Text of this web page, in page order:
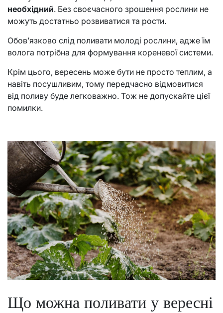
необхідний. Без своєчасного зрошення рослини не
можуть достатньо розвиватися та рости.
Обов’язково слід поливати молоді рослини, адже їм
волога потрібна для формування кореневої системи.
Крім цього, вересень може бути не просто теплим, а
навіть посушливим, тому передчасно відмовитися
від поливу буде легковажно. Тож не допускайте цієї
помилки.
Що можна поливати у вересні